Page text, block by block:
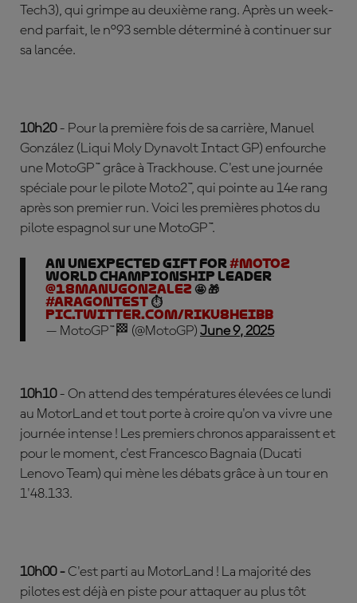
Tech3), qui grimpe au deuxième rang. Après un week-
end parfait, le n°93 semble déterminé à continuer sur
sa lancée.
10h20- Pour la première fois de sa carrière, Manuel
González (Liqui Moly Dynavolt Intact GP) enfourche
une MotoGP™ grâce à Trackhouse. C'est une journée
spéciale pour le pilote Moto2™, qui pointe au 14e rang
après son premier run. Voici les premières photos du
pilote espagnol sur une MotoGP™.
An unexpected gift for #Moto2
World Championship leader
@18ManuGonzalez 🤩 🎁
#AragonTest ⏱️
pic.twitter.com/RiKU8HEiBb
— MotoGP™🏁 (@MotoGP) June 9, 2025
10h10- On attend des températures élevées ce lundi
au MotorLand et tout porte à croire qu'on va vivre une
journée intense ! Les premiers chronos apparaissent et
pour le moment, c'est Francesco Bagnaia (Ducati
Lenovo Team) qui mène les débats grâce à un tour en
1'48.133.
10h00 - C'est parti au MotorLand ! La majorité des
pilotes est déjà en piste pour attaquer au plus tôt